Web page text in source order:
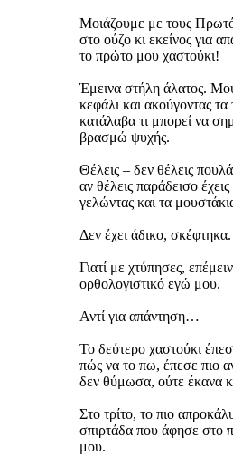
Μοιάζουμε με τους
στο ούζο κι εκείνος για
το πρώτο μου χαστούκι!
Έμεινα στήλη άλατος.
κεφάλι και ακούγοντας τα
κατάλαβα τι μπορεί να
βρασμώ ψυχής.
Θέλεις – δεν θέλεις
αν θέλεις παράδεισο έχεις
γελώντας και τα
Δεν έχει άδικο, σκέφτηκα.
Γιατί με χτύπησες,
ορθολογιστικό εγώ μου.
Αντί για απάντηση…
Το δεύτερο χαστούκι
πώς να το πω, έπεσε πιο
δεν θύμωσα, ούτε έκανα
Στο τρίτο, το πιο
σπιρτάδα που άφησε στο
μου.